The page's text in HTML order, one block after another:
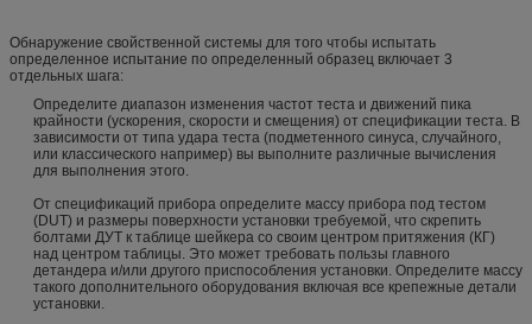
Обнаружение свойственной системы для того чтобы испытать
определенное испытание по определенный образец включает 3
отдельных шага:
Определите диапазон изменения частот теста и движений пика
крайности (ускорения, скорости и смещения) от спецификации теста. В
зависимости от типа удара теста (подметенного синуса, случайного,
или классического например) вы выполните различные вычисления
для выполнения этого.
От спецификаций прибора определите массу прибора под тестом
(DUT) и размеры поверхности установки требуемой, что скрепить
болтами ДУТ к таблице шейкера со своим центром притяжения (КГ)
над центром таблицы. Это может требовать пользы главного
детандера и/или другого приспособления установки. Определите массу
такого дополнительного оборудования включая все крепежные детали
установки.